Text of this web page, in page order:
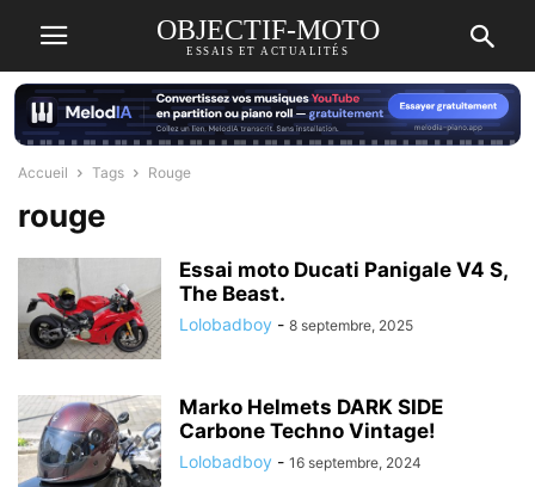
OBJECTIF-MOTO
ESSAIS ET ACTUALITÉS
Accueil Tags Rouge
rouge
Essai moto Ducati Panigale V4 S,
The Beast.
Lolobadboy - 8 septembre, 2025
Marko Helmets DARK SIDE
Carbone Techno Vintage!
Lolobadboy - 16 septembre, 2024